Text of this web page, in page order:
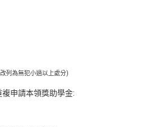
列為無犯小過以上處分)
申請本領獎助學金: